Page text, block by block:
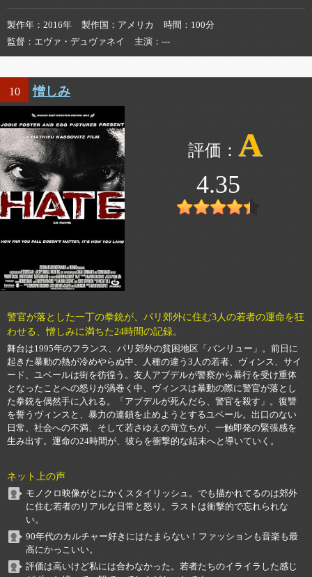
製作年 2016年 製作国 アメリカ 時間
100分
監督
エヴァ・デュヴァネイ 主演 ---
10 憎しみ
A
4.35
警官が落とした一丁の拳銃が、パリ郊外に住む3人の若者の運命を狂
わせる、憎しみに満ちた24時間の記録。
舞台は1995年のフランス、パリ郊外の貧困地区「バンリュー」。前日に
起きた暴動の熱が冷めやらぬ中、人種の違う3人の若者、ヴィンス、サイ
ード、ユベールは街を彷徨う。友人アブデルが警察から暴行を受け重体
となったことへの怒りが渦巻く中、ヴィンスは暴動の際に警官が落とし
た拳銃を偶然手に入れる。「アブデルが死んだら、警官を殺す」。復讐
を誓うヴィンスと、暴力の連鎖を止めようとするユベール。出口のない
日常、社会への不満、そして若さゆえの苛立ちが、一触即発の緊張感を
生み出す。運命の24時間が、彼らを衝撃的な結末へと導いていく。
ネット上の声
モノクロ映像がとにかくスタイリッシュ。でも描かれてるのは郊外
に住む若者のリアルな日常と怒り。ラストは衝撃的で忘れられな
い。
90年代のカルチャー好きにはたまらない！ファッションも音楽も最
高にかっこいい。
評価は高いけど私には合わなかった。若者たちのイライラした感じ